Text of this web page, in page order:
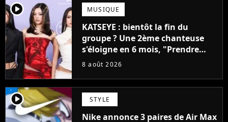
player2 MUSIQUE
KATSEYE : bientôt la fin du
groupe ? Une 2ème chanteuse
s'éloigne en 6 mois, "Prendre
cette décision n’a pas été facile"
8 août 2026
player2 STYLE
Nike annonce 3 paires de Air Max